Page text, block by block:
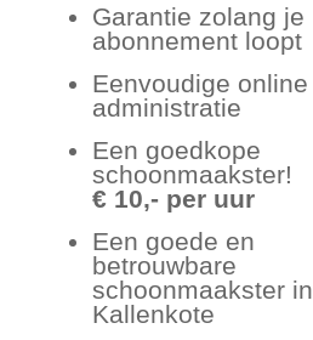
Garantie zolang je
abonnement loopt
Eenvoudige online
administratie
Een goedkope
schoonmaakster!
€ 10,- per uur
Een goede en
betrouwbare
schoonmaakster in
Kallenkote